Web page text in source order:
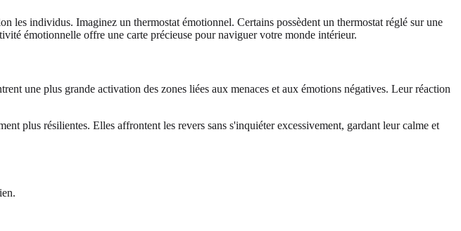
les individus. Imaginez un thermostat émotionnel. Certains possèdent un thermostat réglé sur une
émotionnelle offre une carte précieuse pour naviguer votre monde intérieur.
une plus grande activation des zones liées aux menaces et aux émotions négatives. Leur réaction
plus résilientes. Elles affrontent les revers sans s'inquiéter excessivement, gardant leur calme et